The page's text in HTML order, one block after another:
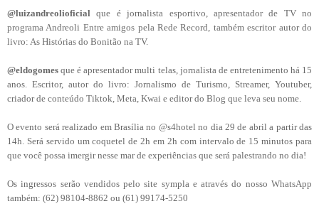
@luizandreolioficial que é jornalista esportivo, apresentador de TV no
programa Andreoli Entre amigos pela Rede Record, também escritor autor do
livro: As Histórias do Bonitão na TV.
@eldogomes que é apresentador multi telas, jornalista de entretenimento há 15
anos. Escritor, autor do livro: Jornalismo de Turismo, Streamer, Youtuber,
criador de conteúdo Tiktok, Meta, Kwai e editor do Blog que leva seu nome.
O evento será realizado em Brasília no @s4hotel no dia 29 de abril a partir das
14h. Será servido um coquetel de 2h em 2h com intervalo de 15 minutos para
que você possa imergir nesse mar de experiências que será palestrando no dia!
Os ingressos serão vendidos pelo site sympla e através do nosso WhatsApp
também: (62) 98104-8862 ou (61) 99174-5250